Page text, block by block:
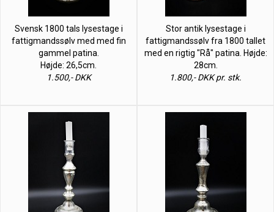
Svensk 1800 tals lysestage i
fattigmandssølv med med fin
gammel patina.
Højde: 26,5cm.
1.500,- DKK
Stor antik lysestage i
fattigmandssølv fra 1800 tallet
med en rigtig "Rå" patina. Højde:
28cm.
1.800,- DKK pr. stk.